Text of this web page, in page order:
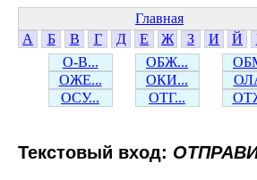
Главная
А
Б В Г Д Е Ж З И Й
О-В...
ОБЖ...
ОЖЕ...
ОКИ...
ОСУ...
ОТГ...
Текстовый вход: